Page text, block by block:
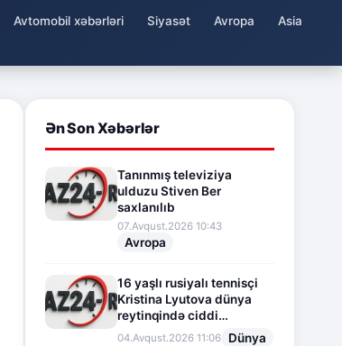
Avtomobil xəbərləri Siyasət Avropa
Asia
Ən Son Xəbərlər
Tanınmış televiziya
ulduzu Stiven Ber
saxlanılıb
07.Avqust.2026 10:43
Avropa
16 yaşlı rusiyalı tennisçi
Kristina Lyutova dünya
reytinqində ciddi
irəliləyişə imza atdı
04.Avqust.2026 11:06 Dünya